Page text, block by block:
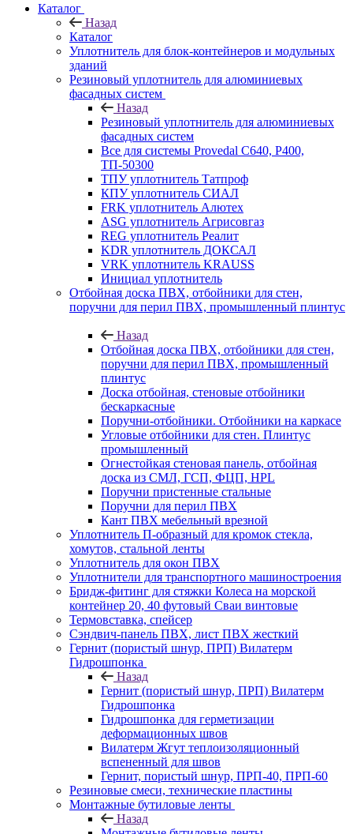
Каталог
Назад
Каталог
Уплотнитель для блок-контейнеров и модульных
зданий
Резиновый уплотнитель для алюминиевых
фасадных систем
Назад
Резиновый уплотнитель для алюминиевых
фасадных систем
Все для системы Provedal С640, Р400,
ТП-50300
ТПУ уплотнитель Татпроф
КПУ уплотнитель СИАЛ
FRK уплотнитель Алютех
ASG уплотнитель Агрисовгаз
REG уплотнитель Реалит
KDR уплотнитель ДОКСАЛ
VRK уплотнитель KRAUSS
Инициал уплотнитель
Отбойная доска ПВХ, отбойники для стен,
поручни для перил ПВХ, промышленный плинтус
Назад
Отбойная доска ПВХ, отбойники для стен,
поручни для перил ПВХ, промышленный
плинтус
Доска отбойная, стеновые отбойники
бескаркасные
Поручни-отбойники. Отбойники на каркасе
Угловые отбойники для стен. Плинтус
промышленный
Огнестойкая стеновая панель, отбойная
доска из СМЛ, ГСП, ФЦП, HPL
Поручни пристенные стальные
Поручни для перил ПВХ
Кант ПВХ мебельный врезной
Уплотнитель П-образный для кромок стекла,
хомутов, стальной ленты
Уплотнитель для окон ПВХ
Уплотнители для транспортного машиностроения
Бридж-фитинг для стяжки Колеса на морской
контейнер 20, 40 футовый Сваи винтовые
Термовставка, спейсер
Сэндвич-панель ПВХ, лист ПВХ жесткий
Гернит (пористый шнур, ПРП) Вилатерм
Гидрошпонка
Назад
Гернит (пористый шнур, ПРП) Вилатерм
Гидрошпонка
Гидрошпонка для герметизации
деформационных швов
Вилатерм Жгут теплоизоляционный
вспененный для швов
Гернит, пористый шнур, ПРП-40, ПРП-60
Резиновые смеси, технические пластины
Монтажные бутиловые ленты
Назад